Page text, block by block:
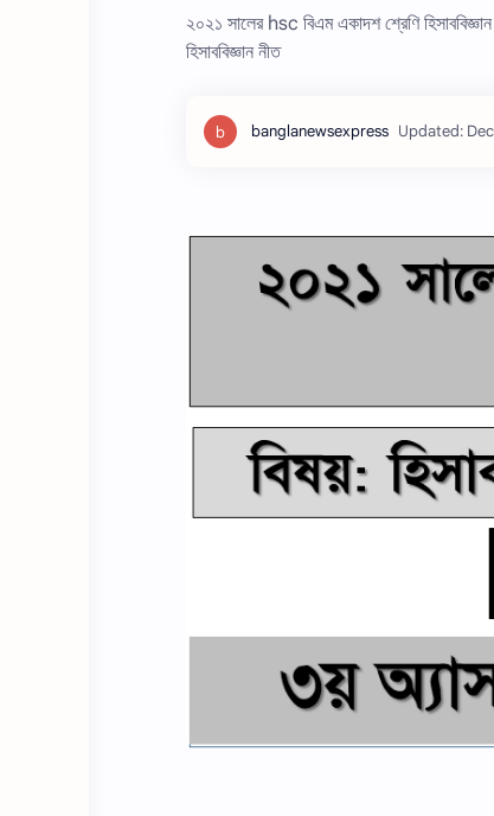
২০২১ সালের hsc বিএম একাদশ শ্রেণি
হিসাববিজ্ঞান নীত